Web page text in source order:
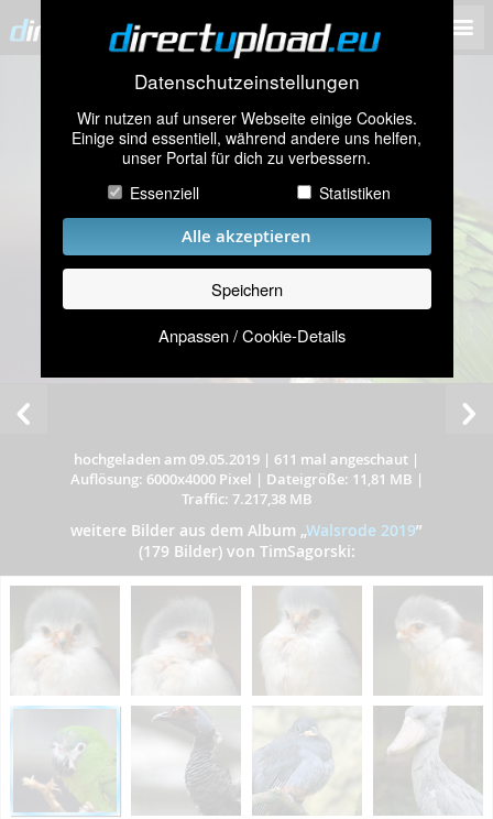
Datenschutzeinstellungen
Wir nutzen auf unserer Webseite einige Cookies.
Einige sind essentiell, während andere uns helfen,
unser Portal für dich zu verbessern.
Essenziell
Statistiken
Alle akzeptieren
Speichern
Anpassen / Cookie-Details
hochgeladen am 09.05.2019 | 611 mal angeschaut |
Auflösung: 6000x4000 Pixel | Dateigröße: 11,81 MB |
Traffic: 7.217,38 MB
weitere Bilder aus dem Album „Walsrode 2019”
(179 Bilder) von TimSagorski: